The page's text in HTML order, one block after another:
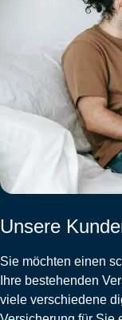
Unsere
Sie möchten einen
Ihre bestehenden
viele verschiedene